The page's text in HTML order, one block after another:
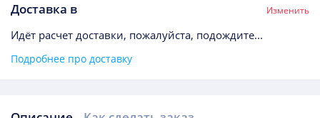
Доставка в Изменить
Идёт расчет доставки, пожалуйста, подождите...
Подробнее про доставку